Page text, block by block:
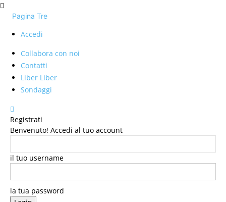
Pagina Tre
Accedi
Collabora con noi
Contatti
Liber Liber
Sondaggi
Registrati
Benvenuto! Accedi al tuo account
il tuo username
la tua password